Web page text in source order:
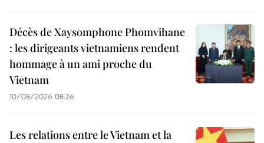
Décès de Xaysomphone Phomvihane
: les dirigeants vietnamiens rendent
hommage à un ami proche du
Vietnam
10/08/2026 08:26
Les relations entre le Vietnam et la